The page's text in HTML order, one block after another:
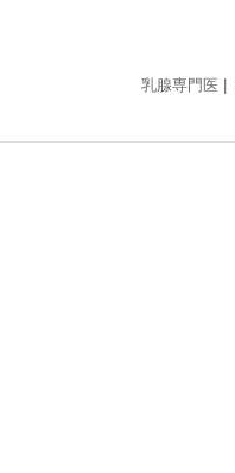
乳腺専門医 |